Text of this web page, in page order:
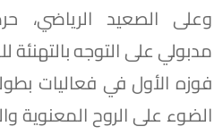
وعلى الصعيد
مدبولي على التوجه
فوزه الأول في فعاليات
الضوء على الروح المعنوية